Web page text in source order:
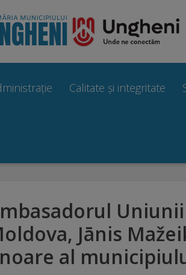
Calitate și integritate
Jānis
al